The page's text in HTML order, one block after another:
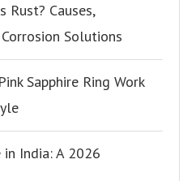
Rust? Causes,
Solutions
Sapphire Ring Work
India: A 2026